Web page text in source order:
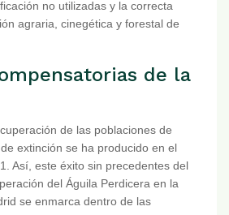
no utilizadas y la correcta
agraria, cinegética y forestal de
de la
de las poblaciones de
extinción se ha producido en el
Así, este éxito sin precedentes del
del Águila Perdicera en la
se enmarca dentro de las